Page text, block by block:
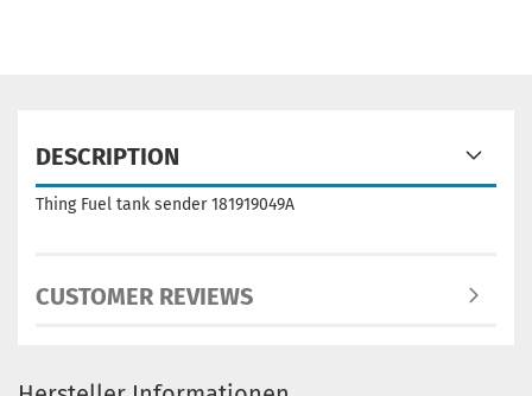
DESCRIPTION
Thing Fuel tank sender 181919049A
CUSTOMER REVIEWS